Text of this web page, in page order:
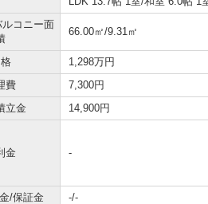
コニー面
66.00㎡/9.31㎡
1,298万円
費
7,300円
立金
14,900円
金 -
/保証金
-/-